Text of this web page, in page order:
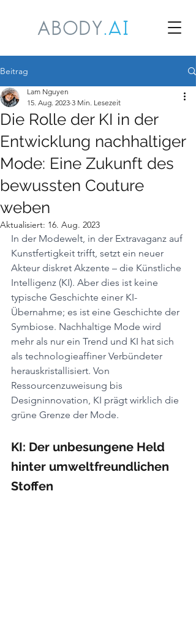
Beitrag
Die Rolle der KI in der
Entwicklung nachhaltiger
Mode: Eine Zukunft des
bewussten Couture
weben
Lam Nguyen
15. Aug. 2023 3 Min. Lesezeit
Aktualisiert: 16. Aug. 2023
In der Modewelt, in der Extravaganz auf
Kunstfertigkeit trifft, setzt ein neuer
Akteur diskret Akzente – die Künstliche
Intelligenz (KI). Aber dies ist keine
typische Geschichte einer KI-
Übernahme; es ist eine Geschichte der
Symbiose. Nachhaltige Mode wird
mehr als nur ein Trend und KI hat sich
als technologieaffiner Verbündeter
herauskristallisiert. Von
Ressourcenzuweisung bis
Designinnovation, KI prägt wirklich die
grüne Grenze der Mode.
KI: Der unbesungene Held
hinter umweltfreundlichen
Stoffen